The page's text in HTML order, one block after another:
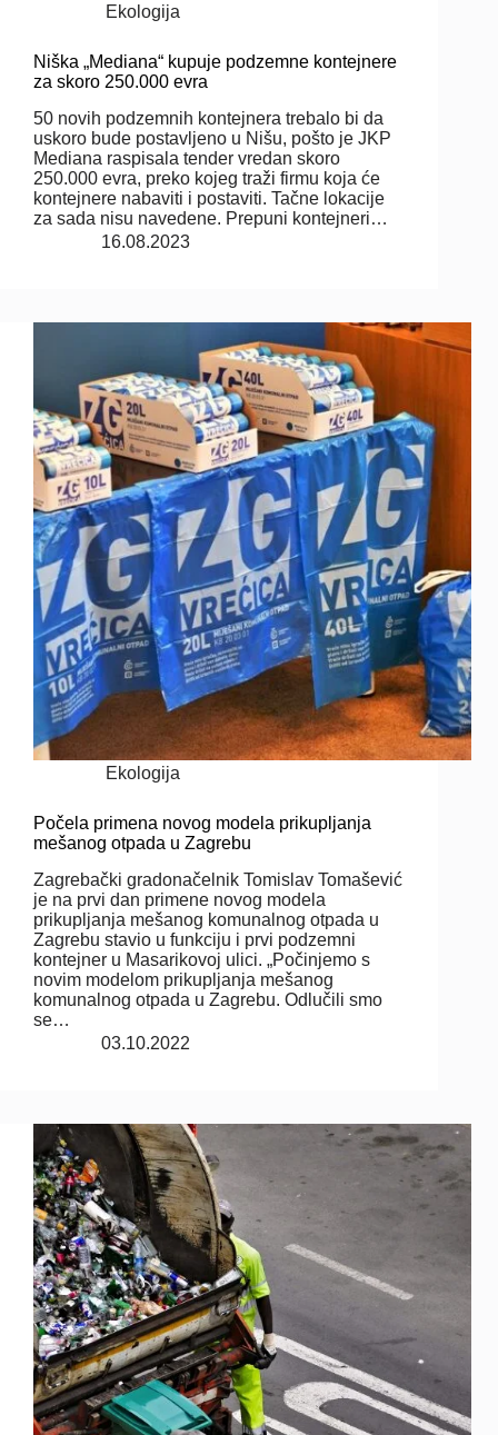
Ekologija
Niška „Mediana“ kupuje podzemne kontejnere
za skoro 250.000 evra
50 novih podzemnih kontejnera trebalo bi da
uskoro bude postavljeno u Nišu, pošto je JKP
Mediana raspisala tender vredan skoro
250.000 evra, preko kojeg traži firmu koja će
kontejnere nabaviti i postaviti. Tačne lokacije
za sada nisu navedene. Prepuni kontejneri…
16.08.2023
Ekologija
Počela primena novog modela prikupljanja
mešanog otpada u Zagrebu
Zagrebački gradonačelnik Tomislav Tomašević
je na prvi dan primene novog modela
prikupljanja mešanog komunalnog otpada u
Zagrebu stavio u funkciju i prvi podzemni
kontejner u Masarikovoj ulici. „Počinjemo s
novim modelom prikupljanja mešanog
komunalnog otpada u Zagrebu. Odlučili smo
se…
03.10.2022